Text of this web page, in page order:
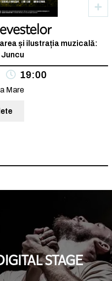
și ilustrația muzicală:
19:00
Mare
STAGE